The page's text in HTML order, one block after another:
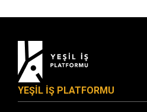
YEŞİL İŞ PLATFORMU